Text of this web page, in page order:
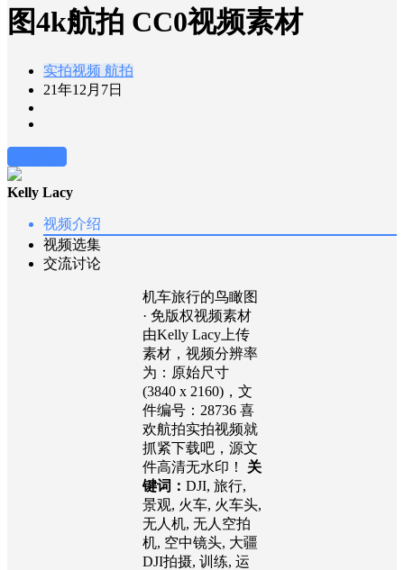
图4k航拍 CC0视频素材
实拍视频 航拍
21年12月7日
Kelly Lacy
视频介绍
视频选集
交流讨论
机车旅行的鸟瞰图
· 免版权视频素材
由Kelly Lacy上传
素材，视频分辨率
为：原始尺寸
(3840 x 2160)，文
件编号：28736 喜
欢航拍实拍视频就
抓紧下载吧，源文
件高清无水印！ 关
键词： DJI, 旅行,
景观, 火车, 火车头,
无人机, 无人空拍
机, 空中镜头, 大疆
DJI拍摄, 训练, 运